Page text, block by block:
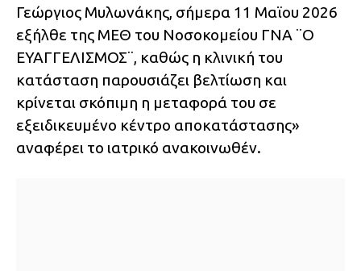
Γεώργιος Μυλωνάκης, σήμερα 11 Μαϊου 2026
εξήλθε της ΜΕΘ του Νοσοκομείου ΓΝΑ ¨Ο
ΕΥΑΓΓΕΛΙΣΜΟΣ¨, καθώς η κλινική του
κατάσταση παρουσιάζει βελτίωση και
κρίνεται σκόπιμη η μεταφορά του σε
εξειδικευμένο κέντρο αποκατάστασης»
αναφέρει το ιατρικό ανακοινωθέν.